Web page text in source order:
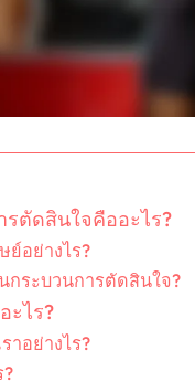
ตัดสินใจคืออะไร?
อย่างไร?
กระบวนการตัดสินใจ?
ไร?
อย่างไร?